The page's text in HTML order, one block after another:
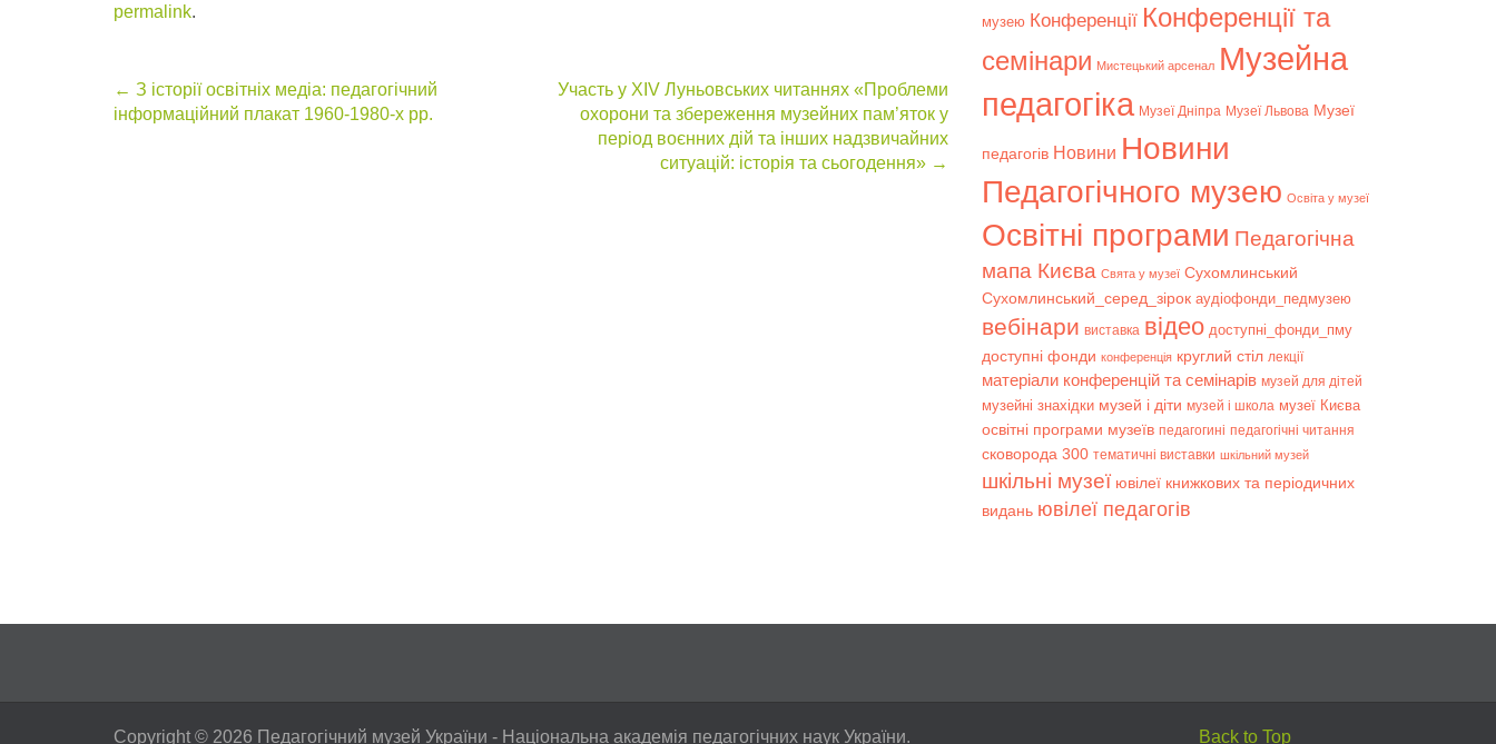
permalink.
Post
← З історії освітніх медіа: педагогічний
інформаційний плакат 1960-1980-х рр.
Участь у ХІV Луньовських читаннях «Проблеми
охорони та збереження музейних пам’яток у
період воєнних дій та інших надзвичайних
ситуацій: історія та сьогодення» →
музею Конференції Конференції та
семінари Мистецький арсенал Музейна
педагогіка Музеї Дніпра Музеї Львова Музеї
педагогів Новини Новини
Педагогічного музею Освіта у музеї
Освітні програми Педагогічна
мапа Києва Свята у музеї Сухомлинський
Сухомлинський_серед_зірок аудіофонди_педмузею
вебінари виставка відео доступні_фонди_пму
доступні фонди конференція круглий стіл лекції
матеріали конференцій та семінарів музей для дітей
музейні знахідки музей і діти музей і школа музеї Києва
освітні програми музеїв педагогині педагогічні читання
сковорода 300 тематичні виставки шкільний музей
шкільні музеї ювілеї книжкових та періодичних
видань ювілеї педагогів
Copyright © 2026 Педагогічний музей України - Національна академія педагогічних наук України. Back to Top